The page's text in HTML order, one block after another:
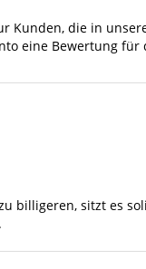
Kunden, die in
eine Bewertung für
billigeren, sitzt es